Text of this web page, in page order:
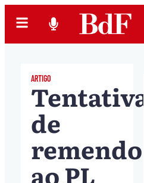
ARTIGO
Tentativa
de
remendo
ao PL